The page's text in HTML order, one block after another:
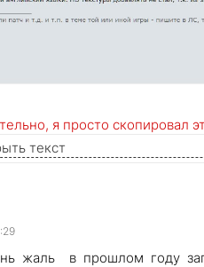
я просто скопировал
текст
жаль в прошлом году